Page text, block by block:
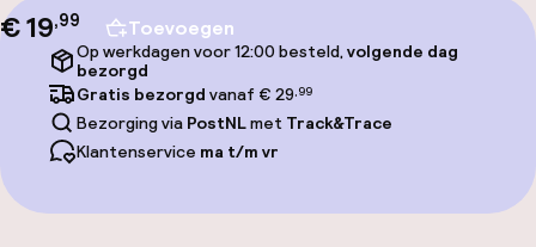
€ 19,99 Toevoegen
Op werkdagen voor 12:00 besteld,volgende dag
bezorgd
Gratis bezorgd vanaf € 29,99
Bezorging via PostNLmet Track&Trace
Klantenservice ma t/m vr